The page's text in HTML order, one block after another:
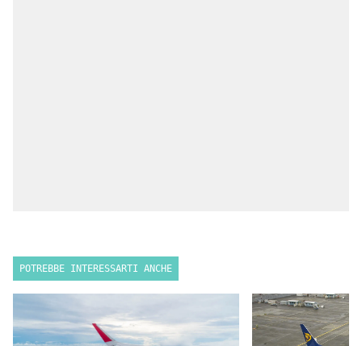
POTREBBE INTERESSARTI ANCHE